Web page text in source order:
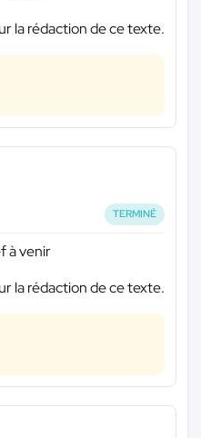
la rédaction de ce texte.
TERMINÉ
à venir
la rédaction de ce texte.